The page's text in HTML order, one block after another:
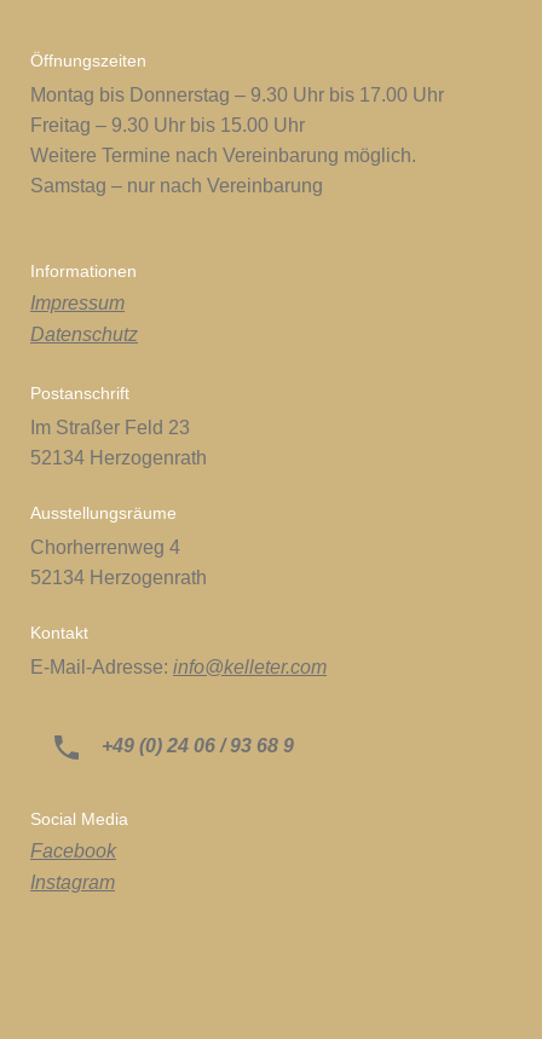
Öffnungszeiten
Montag bis Donnerstag – 9.30 Uhr bis 17.00 Uhr
Freitag – 9.30 Uhr bis 15.00 Uhr
Weitere Termine nach Vereinbarung möglich.
Samstag – nur nach Vereinbarung
Informationen
Impressum
Datenschutz
Postanschrift
Im Straßer Feld 23
52134 Herzogenrath
Ausstellungsräume
Chorherrenweg 4
52134 Herzogenrath
Kontakt
E-Mail-Adresse: info@kelleter.com
+49 (0) 24 06 / 93 68 9
Social Media
Facebook
Instagram